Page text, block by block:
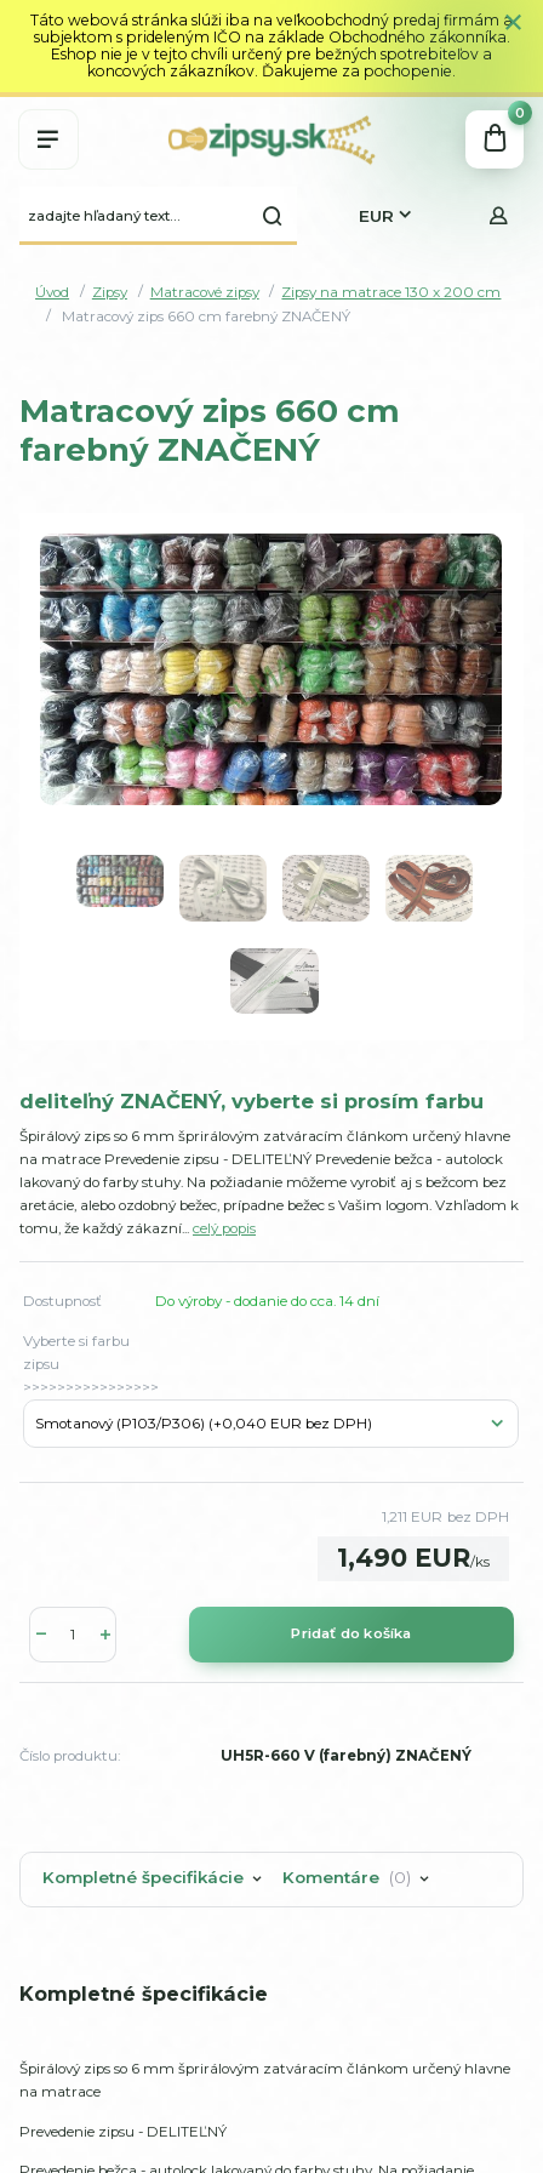
Táto webová stránka slúži iba na veľkoobchodný predaj firmám a
subjektom s prideleným IČO na základe Obchodného zákonníka.
Eshop nie je v tejto chvíli určený pre bežných spotrebiteľov a
koncových zákazníkov. Ďakujeme za pochopenie.
EUR
0
Úvod Zipsy Matracové zipsy
Zipsy na matrace 130 x 200 cm
Matracový zips 660 cm farebný ZNAČENÝ
Matracový zips 660 cm
farebný ZNAČENÝ
deliteľný ZNAČENÝ, vyberte si prosím farbu
Špirálový zips so 6 mm šprirálovým zatváracím článkom určený hlavne
na matrace Prevedenie zipsu - DELITEĽNÝ Prevedenie bežca - autolock
lakovaný do farby stuhy. Na požiadanie môžeme vyrobiť aj s bežcom bez
aretácie, alebo ozdobný bežec, prípadne bežec s Vašim logom. Vzhľadom k
tomu, že každý zákazní... celý popis
Dostupnosť Do výroby - dodanie do cca. 14 dní
Vyberte si farbu
zipsu
>>>>>>>>>>>>>>>>
1,490 EUR/ks
1,211 EUR bez DPH
Pridať do košíka
Číslo produktu: UH5R-660 V (farebný) ZNAČENÝ
Kompletné špecifikácie Komentáre 0
Kompletné špecifikácie
Špirálový zips so 6 mm šprirálovým zatváracím článkom určený hlavne
na matrace
Prevedenie zipsu - DELITEĽNÝ